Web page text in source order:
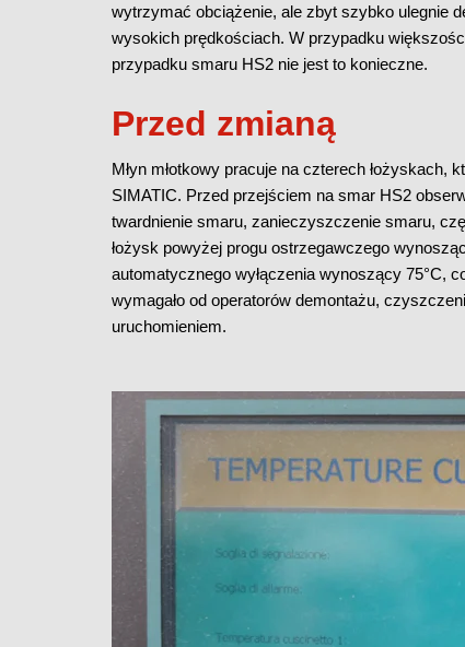
wytrzymać obciążenie, ale zbyt szybko ulegnie
wysokich prędkościach. W przypadku
przypadku smaru HS2 nie jest to konieczne.
Przed zmianą
Młyn młotkowy pracuje na czterech
SIMATIC. Przed przejściem na smar HS2
twardnienie smaru, zanieczyszczenie smaru,
łożysk powyżej progu ostrzegawczego
automatycznego wyłączenia wynoszący 75°C,
wymagało od operatorów demontażu,
uruchomieniem.